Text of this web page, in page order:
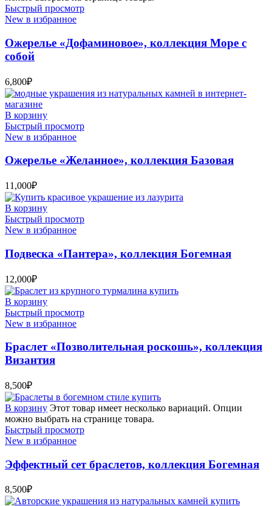
Быстрый просмотр
New в избранное
Ожерелье «Дофаминовое», коллекция Море с
собой
6,800₽
В корзину
Быстрый просмотр
New в избранное
Ожерелье «Желанное», коллекция Базовая
11,000₽
В корзину
Быстрый просмотр
New в избранное
Подвеска «Пантера», коллекция Богемная
12,000₽
В корзину
Быстрый просмотр
New в избранное
Браслет «Позволительная роскошь», коллекция
Византия
8,500₽
В корзину Этот товар имеет несколько вариаций. Опции
можно выбрать на странице товара.
Быстрый просмотр
New в избранное
Эффектный сет браслетов, коллекция Богемная
8,500₽